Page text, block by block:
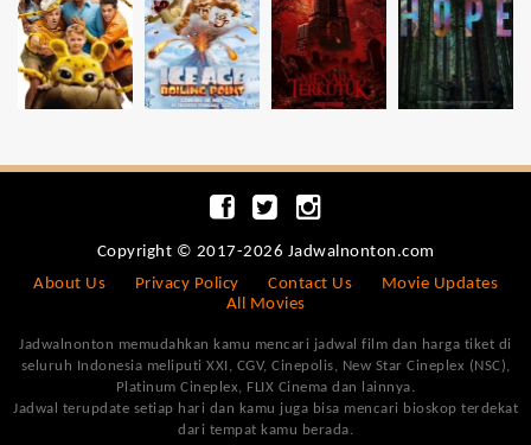
Copyright © 2017-2026 Jadwalnonton.com
About Us
Privacy Policy Contact Us
Movie Updates
All Movies
Jadwalnonton memudahkan kamu mencari jadwal film dan harga tiket di
seluruh Indonesia meliputi XXI, CGV, Cinepolis, New Star Cineplex (NSC),
Platinum Cineplex, FLIX Cinema dan lainnya.
Jadwal terupdate setiap hari dan kamu juga bisa mencari bioskop terdekat
dari tempat kamu berada.